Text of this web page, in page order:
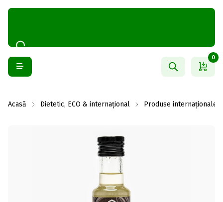
0
Acasă Dietetic, ECO & internațional Produse internaționale